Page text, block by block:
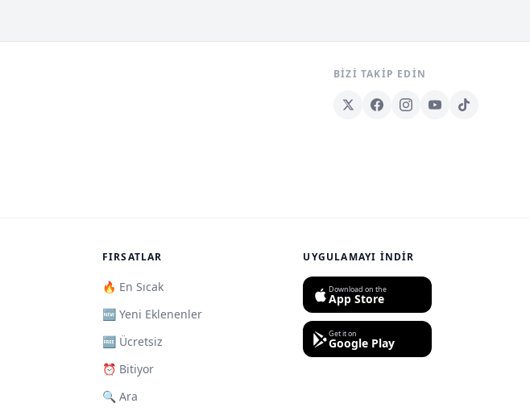
BIZI TAKIP EDIN
FIRSATLAR
🔥 En Sıcak
🆕 Yeni Eklenenler
🆓 Ücretsiz
⏰ Bitiyor
🔍 Ara
UYGULAMAYI İNDIR
Download on the
App Store
Get it on
Google Play